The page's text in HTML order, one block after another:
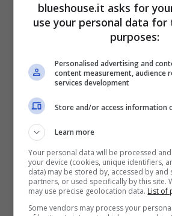
Sfide quotidiane che si
nolente, possono complicare
crisi la coppiache potrebbe
consolidata in deiritmie delle
diverse. Ora la coppia ex
blueshouse.it asks for
use your personal data
purposes:
Personalised advertising and
content measurement, audience
services development
Store and/or access information
Learn more
Your personal data will be processed
your device (cookies, unique identifiers,
data) may be stored by, accessed by and
partners, or used specifically by this site.
may use precise geolocation data. List of
Some vendors may process your